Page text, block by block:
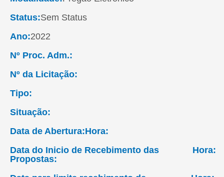
Status:Sem Status
Ano:2022
Nº Proc. Adm.:
Nº da Licitação:
Tipo:
Situação:
Data de Abertura:Hora:
Data do Inicio de Recebimento das
Propostas:
Hora: